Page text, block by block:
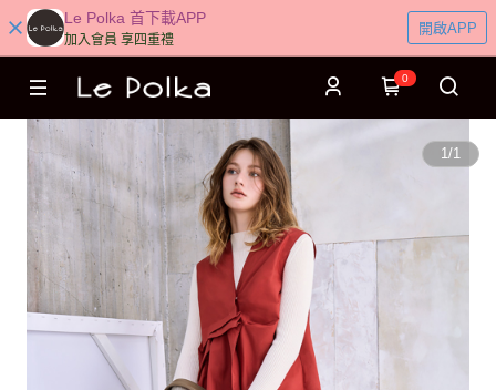
Le Polka 首下載APP
加入會員 享四重禮
開啟APP
0
1/1